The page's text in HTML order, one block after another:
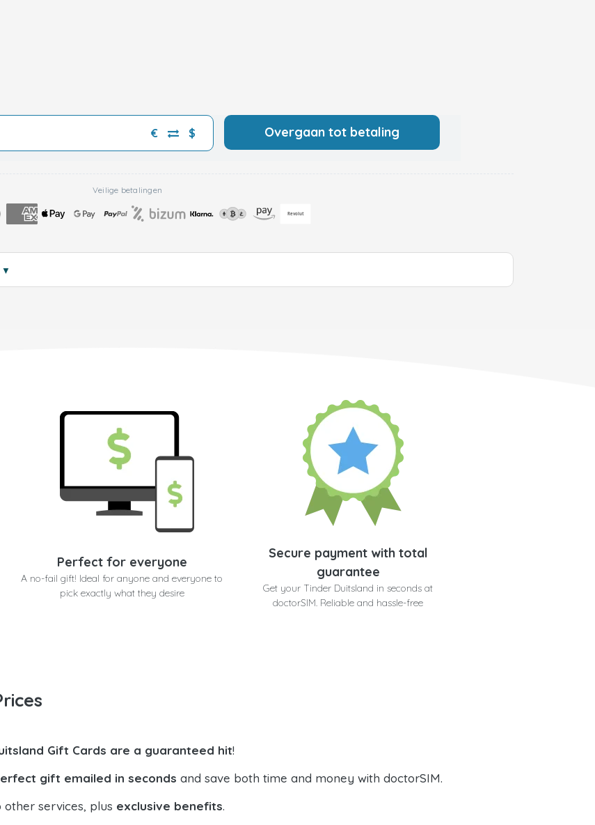
€ $ Overgaan tot betaling
Veilige betalingen
▼
Perfect for everyone
A no-fail gift! Ideal for anyone and everyone to
pick exactly what they desire
Secure payment with total
guarantee
Get your Tinder Duitsland in seconds at
doctorSIM. Reliable and hassle-free
Gift Cards are a guaranteed hit!
gift emailed in seconds and save both time and money with doctorSIM.
services, plus exclusive benefits.